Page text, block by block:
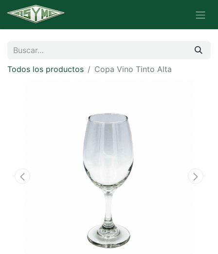
Todos los productos Copa Vino Tinto Alta